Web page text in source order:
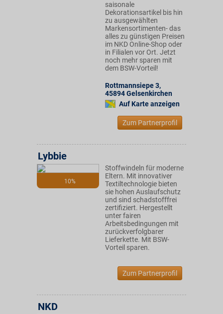
saisonale
Dekorationsartikel bis hin
zu ausgewählten
Markensortimenten- das
alles zu günstigen Preisen
im NKD Online-Shop oder
in Filialen vor Ort. Jetzt
noch mehr sparen mit
dem BSW-Vorteil!
Rottmannsiepe 3,
45894Gelsenkirchen
Auf Karte anzeigen
Zum Partnerprofil
10%
Lybbie
Stoffwindeln für moderne
Eltern. Mit innovativer
Textiltechnologie bieten
sie hohen Auslaufschutz
und sind schadstofffrei
zertifiziert. Hergestellt
unter fairen
Arbeitsbedingungen mit
zurückverfolgbarer
Lieferkette. Mit BSW-
Vorteil sparen.
Zum Partnerprofil
NKD